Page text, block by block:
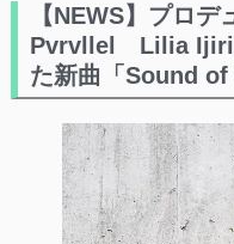
【NEWS】プロデ
Pvrvllel Lilia Ijiri
た新曲「Sound